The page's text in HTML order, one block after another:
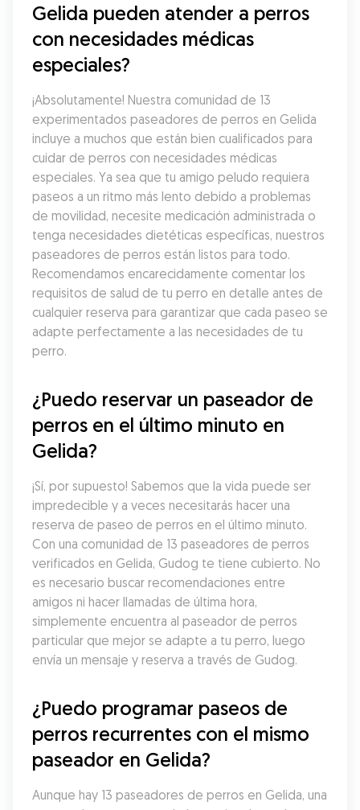
Gelida pueden atender a perros
con necesidades médicas
especiales?
¡Absolutamente! Nuestra comunidad de 13
experimentados paseadores de perros en Gelida
incluye a muchos que están bien cualificados para
cuidar de perros con necesidades médicas
especiales. Ya sea que tu amigo peludo requiera
paseos a un ritmo más lento debido a problemas
de movilidad, necesite medicación administrada o
tenga necesidades dietéticas específicas, nuestros
paseadores de perros están listos para todo.
Recomendamos encarecidamente comentar los
requisitos de salud de tu perro en detalle antes de
cualquier reserva para garantizar que cada paseo se
adapte perfectamente a las necesidades de tu
perro.
¿Puedo reservar un paseador de
perros en el último minuto en
Gelida?
¡Sí, por supuesto! Sabemos que la vida puede ser
impredecible y a veces necesitarás hacer una
reserva de paseo de perros en el último minuto.
Con una comunidad de 13 paseadores de perros
verificados en Gelida, Gudog te tiene cubierto. No
es necesario buscar recomendaciones entre
amigos ni hacer llamadas de última hora,
simplemente encuentra al paseador de perros
particular que mejor se adapte a tu perro, luego
envía un mensaje y reserva a través de Gudog.
¿Puedo programar paseos de
perros recurrentes con el mismo
paseador en Gelida?
Aunque hay 13 paseadores de perros en Gelida, una